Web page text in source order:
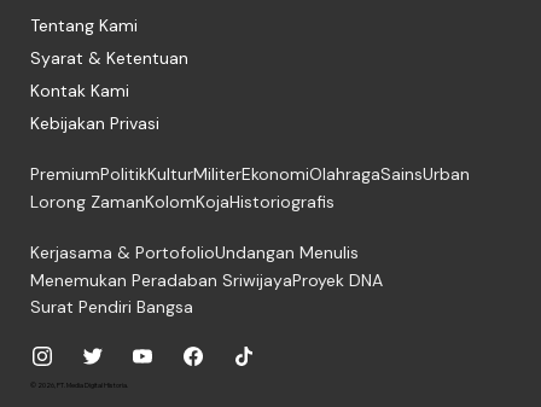
Tentang Kami
Syarat & Ketentuan
Kontak Kami
Kebijakan Privasi
PremiumPolitikKulturMiliterEkonomiOlahragaSainsUrban
Lorong ZamanKolomKojaHistoriografis
Kerjasama & PortofolioUndangan Menulis
Menemukan Peradaban SriwijayaProyek DNA
Surat Pendiri Bangsa
© 2026, PT. Media Digital Historia.